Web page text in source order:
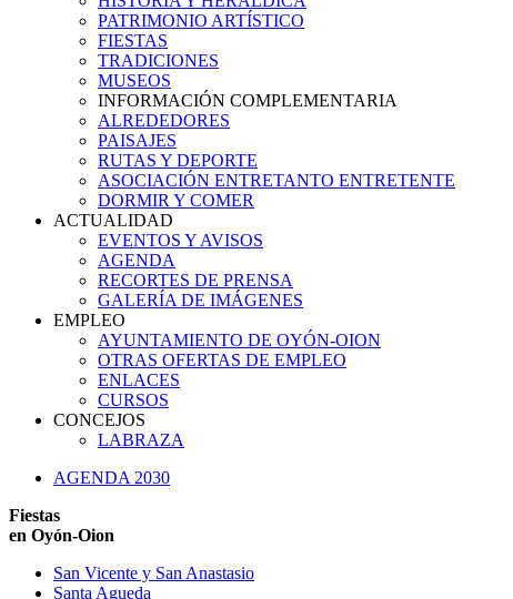
PATRIMONIO ARTÍSTICO
FIESTAS
TRADICIONES
MUSEOS
INFORMACIÓN COMPLEMENTARIA
ALREDEDORES
PAISAJES
RUTAS Y DEPORTE
ASOCIACIÓN ENTRETANTO ENTRETENTE
DORMIR Y COMER
ACTUALIDAD
EVENTOS Y AVISOS
AGENDA
RECORTES DE PRENSA
GALERÍA DE IMÁGENES
EMPLEO
AYUNTAMIENTO DE OYÓN-OION
OTRAS OFERTAS DE EMPLEO
ENLACES
CURSOS
CONCEJOS
LABRAZA
AGENDA 2030
Fiestas
en Oyón-Oion
San Vicente y San Anastasio
Santa Agueda